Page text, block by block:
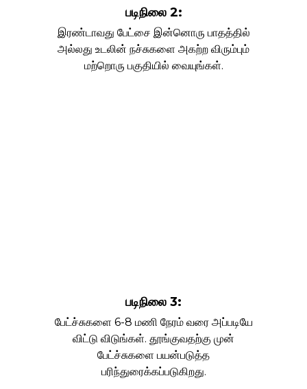
படிநிலை 2:
இரண்டாவது பேட்சை இன்னொரு பாதத்தில்
அல்லது உடலின் நச்சுகளை அகற்ற விரும்பும்
மற்றொரு பகுதியில் வையுங்கள்.
படிநிலை 3:
பேட்ச்சுகளை 6-8 மணி நேரம் வரை அப்படியே
விட்டு விடுங்கள். தூங்குவதற்கு முன்
பேட்ச்சுகளை பயன்படுத்த
பரிந்துரைக்கப்படுகிறது.